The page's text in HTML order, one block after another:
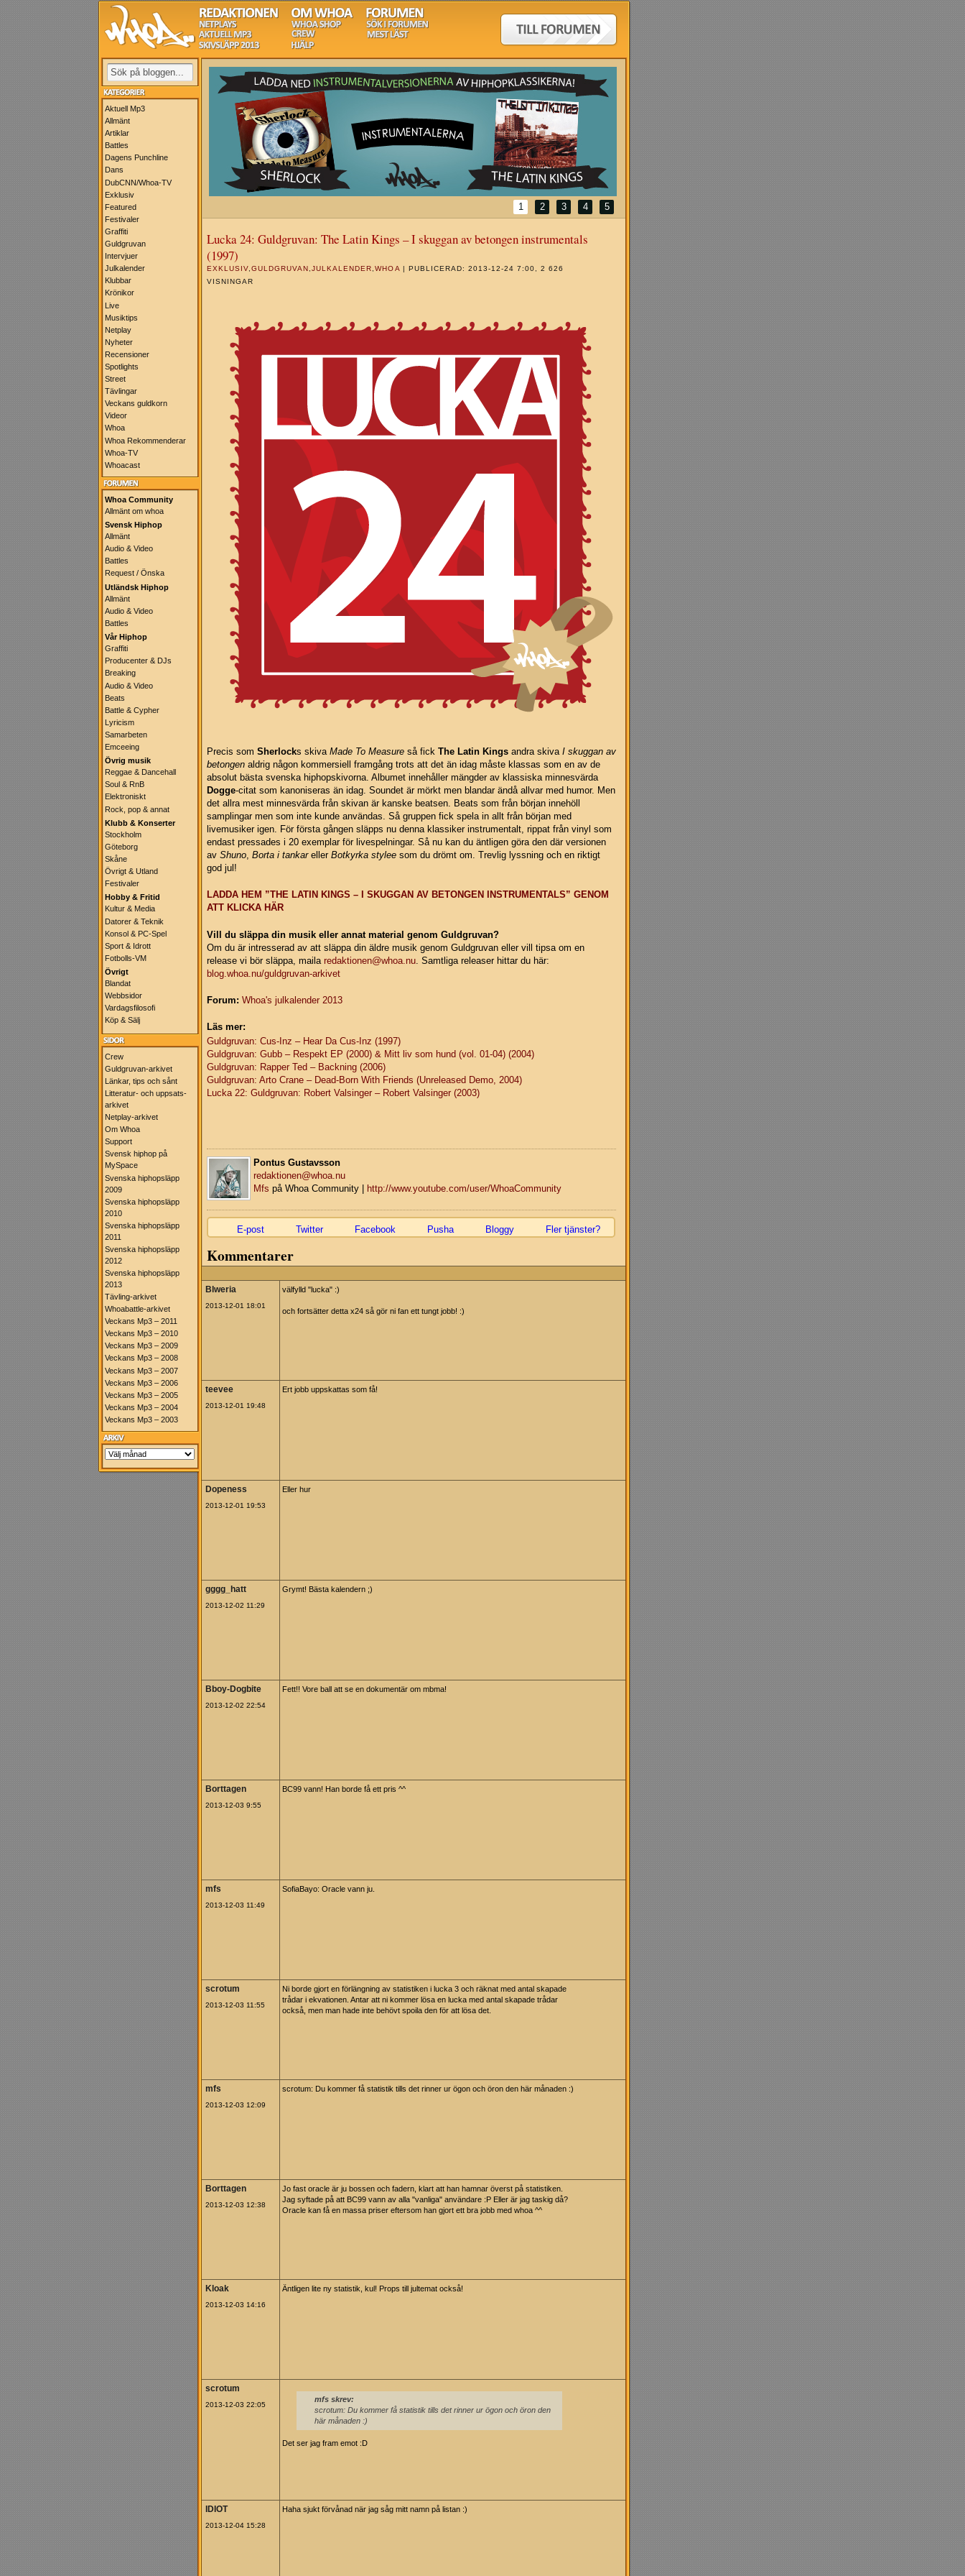
Aktuell Mp3
Allmänt
Artiklar
Battles
Dagens Punchline
Dans
DubCNN/Whoa-TV
Exklusiv
Featured
Festivaler
Graffiti
Guldgruvan
Intervjuer
Julkalender
Klubbar
Krönikor
Live
Musiktips
Netplay
Nyheter
Recensioner
Spotlights
Street
Tävlingar
Veckans guldkorn
Videor
Whoa
Whoa Rekommenderar
Whoa-TV
Whoacast
Whoa Community
Allmänt om whoa
Svensk Hiphop
Allmänt
Audio & Video
Battles
Request / Önska
Utländsk Hiphop
Allmänt
Audio & Video
Battles
Vår Hiphop
Graffiti
Producenter & DJs
Breaking
Audio & Video
Beats
Battle & Cypher
Lyricism
Samarbeten
Emceeing
Övrig musik
Reggae & Dancehall
Soul & RnB
Elektroniskt
Rock, pop & annat
Klubb & Konserter
Stockholm
Göteborg
Skåne
Övrigt & Utland
Festivaler
Hobby & Fritid
Kultur & Media
Datorer & Teknik
Konsol & PC-Spel
Sport & Idrott
Fotbolls-VM
Övrigt
Blandat
Webbsidor
Vardagsfilosofi
Köp & Sälj
Crew
Guldgruvan-arkivet
Länkar, tips och sånt
Litteratur- och uppsats-
arkivet
Netplay-arkivet
Om Whoa
Support
Svensk hiphop på
MySpace
Svenska hiphopsläpp
2009
Svenska hiphopsläpp
2010
Svenska hiphopsläpp
2011
Svenska hiphopsläpp
2012
Svenska hiphopsläpp
2013
Tävling-arkivet
Whoabattle-arkivet
Veckans Mp3 – 2011
Veckans Mp3 – 2010
Veckans Mp3 – 2009
Veckans Mp3 – 2008
Veckans Mp3 – 2007
Veckans Mp3 – 2006
Veckans Mp3 – 2005
Veckans Mp3 – 2004
Veckans Mp3 – 2003
1 2 3 4 5
Lucka 24: Guldgruvan: The Latin Kings – I skuggan av betongen instrumentals
(1997)
EXKLUSIV ,GULDGRUVAN ,JULKALENDER ,WHOA | PUBLICERAD: 2013-12-24 7:00, 2 626
VISNINGAR
Precis som Sherlocks skiva Made To Measure så fick The Latin Kings andra skiva I skuggan av
betongen aldrig någon kommersiell framgång trots att det än idag måste klassas som en av de
absolut bästa svenska hiphopskivorna. Albumet innehåller mängder av klassiska minnesvärda
Dogge-citat som kanoniseras än idag. Soundet är mörkt men blandar ändå allvar med humor. Men
det allra mest minnesvärda från skivan är kanske beatsen. Beats som från början innehöll
samplingar men som inte kunde användas. Så gruppen fick spela in allt från början med
livemusiker igen. För första gången släpps nu denna klassiker instrumentalt, rippat från vinyl som
endast pressades i 20 exemplar för livespelningar. Så nu kan du äntligen göra den där versionen
av Shuno, Borta i tankareller Botkyrka stylee som du drömt om. Trevlig lyssning och en riktigt
god jul!
LADDA HEM ”THE LATIN KINGS – I SKUGGAN AV BETONGEN INSTRUMENTALS” GENOM
ATT KLICKA HÄR
Vill du släppa din musik eller annat material genom Guldgruvan?
Om du är intresserad av att släppa din äldre musik genom Guldgruvan eller vill tipsa om en
release vi bör släppa, maila redaktionen@whoa.nu . Samtliga releaser hittar du här:
blog.whoa.nu/guldgruvan-arkivet
Forum: Whoa's julkalender 2013
Läs mer:
Guldgruvan: Cus-Inz – Hear Da Cus-Inz (1997)
Guldgruvan: Gubb – Respekt EP (2000) & Mitt liv som hund (vol. 01-04) (2004)
Guldgruvan: Rapper Ted – Backning (2006)
Guldgruvan: Arto Crane – Dead-Born With Friends (Unreleased Demo, 2004)
Lucka 22: Guldgruvan: Robert Valsinger – Robert Valsinger (2003)
Pontus Gustavsson
redaktionen@whoa.nu
Mfs på Whoa Community | http://www.youtube.com/user/WhoaCommunity
E-post Twitter Facebook Pusha Bloggy Fler tjänster?
Kommentarer
Blweria
2013-12-01 18:01
välfylld "lucka" :)
och fortsätter detta x24 så gör ni fan ett tungt jobb! :)
teevee
2013-12-01 19:48
Ert jobb uppskattas som få!
Dopeness
2013-12-01 19:53
Eller hur
gggg_hatt
2013-12-02 11:29
Grymt! Bästa kalendern ;)
Bboy-Dogbite
2013-12-02 22:54
Fett!! Vore ball att se en dokumentär om mbma!
Borttagen
2013-12-03 9:55
BC99 vann! Han borde få ett pris ^^
mfs
2013-12-03 11:49
SofiaBayo: Oracle vann ju.
scrotum
2013-12-03 11:55
Ni borde gjort en förlängning av statistiken i lucka 3 och räknat med antal skapade
trådar i ekvationen. Antar att ni kommer lösa en lucka med antal skapade trådar
också, men man hade inte behövt spoila den för att lösa det.
mfs
2013-12-03 12:09
scrotum: Du kommer få statistik tills det rinner ur ögon och öron den här månaden :)
Borttagen
2013-12-03 12:38
Jo fast oracle är ju bossen och fadern, klart att han hamnar överst på statistiken.
Jag syftade på att BC99 vann av alla "vanliga" användare :P Eller är jag taskig då?
Oracle kan få en massa priser eftersom han gjort ett bra jobb med whoa ^^
Kloak
2013-12-03 14:16
Äntligen lite ny statistik, kul! Props till jultemat också!
scrotum
2013-12-03 22:05
mfs skrev:
scrotum: Du kommer få statistik tills det rinner ur ögon och öron den
här månaden :)
Det ser jag fram emot :D
IDIOT
2013-12-04 15:28
Haha sjukt förvånad när jag såg mitt namn på listan :)